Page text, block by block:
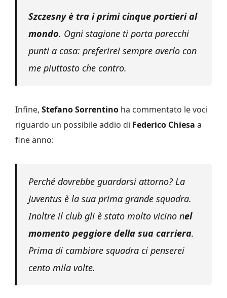
Szczesny è tra i primi cinque portieri al
mondo. Ogni stagione ti porta parecchi
punti a casa: preferirei sempre averlo con
me piuttosto che contro.
Infine, Stefano Sorrentino ha commentato le voci
riguardo un possibile addio di Federico Chiesa a
fine anno:
Perché dovrebbe guardarsi attorno? La
Juventus è la sua prima grande squadra.
Inoltre il club gli è stato molto vicino nel
momento peggiore della sua carriera.
Prima di cambiare squadra ci penserei
cento mila volte.